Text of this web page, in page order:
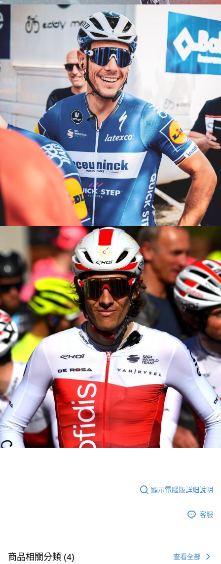
顯示電腦版詳細說明
客服
商品相關分類 (4) 查看全部